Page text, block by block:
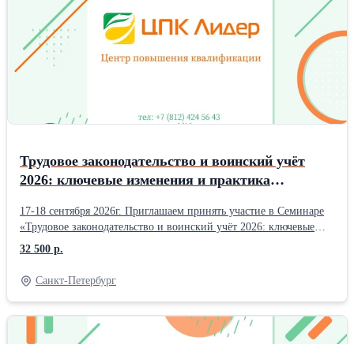
Трудовое законодательство и воинский учёт
2026: ключевые изменения и практика
17-18 сентября 2026г. Приглашаем принять участие в Семинаре
«Трудовое законодательство и воинский учёт 2026: ключевые
изменения и практика применения» Приглашаются:
Руководители и специалисты кадровых служб организаций и
предприятий. Юристы, юрисконсульты, специалисты
юридических отделов. Руководители, заместители
руководителей предприятий и организаций. В ходе обучения:
Практические рекомендации по предотвращению негативных
последствий юридических неточностей в договорах. Алгоритм
32 500 р.
Санкт-Петербург